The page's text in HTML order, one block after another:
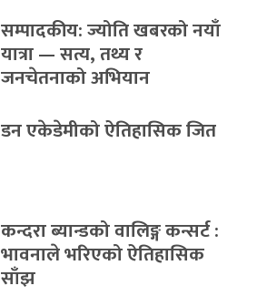
सम्पादकीय: ज्योति खबरको नयाँ
यात्रा — सत्य, तथ्य र
जनचेतनाको अभियान
डन एकेडेमीको ऐतिहासिक जित
कन्दरा ब्यान्डको वालिङ्ग कन्सर्ट :
भावनाले भरिएको ऐतिहासिक
साँझ